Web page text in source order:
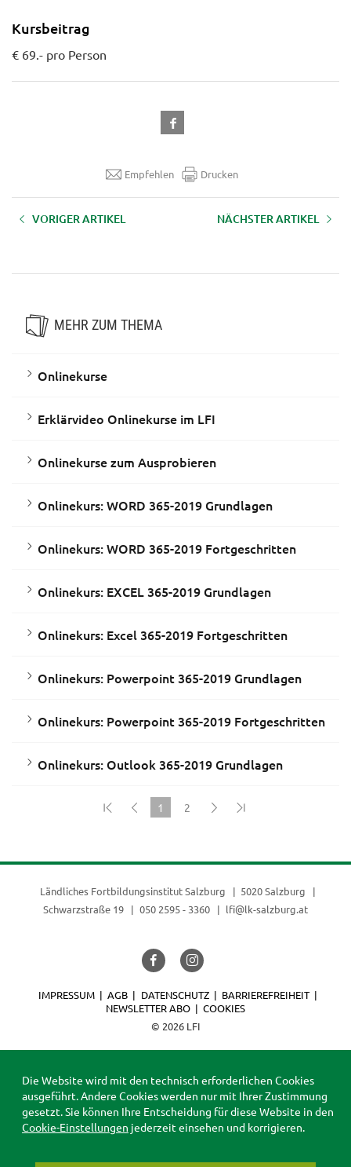
Kursbeitrag
€ 69.- pro Person
Empfehlen Drucken
VORIGER ARTIKEL NÄCHSTER ARTIKEL
MEHR ZUM THEMA
Onlinekurse
Erklärvideo Onlinekurse im LFI
Onlinekurse zum Ausprobieren
Onlinekurs: WORD 365-2019 Grundlagen
Onlinekurs: WORD 365-2019 Fortgeschritten
Onlinekurs: EXCEL 365-2019 Grundlagen
Onlinekurs: Excel 365-2019 Fortgeschritten
Onlinekurs: Powerpoint 365-2019 Grundlagen
Onlinekurs: Powerpoint 365-2019 Fortgeschritten
Onlinekurs: Outlook 365-2019 Grundlagen
1
2
Ländliches Fortbildungsinstitut Salzburg
5020 Salzburg
Schwarzstraße 19
050 2595 - 3360 lfi@lk-salzburg.at
© 2026 LFI
IMPRESSUM AGB DATENSCHUTZ
BARRIEREFREIHEIT
NEWSLETTER ABO
COOKIES
Die Website wird mit den technisch erforderlichen Cookies
ausgeführt. Andere Cookies werden nur mit Ihrer Zustimmung
gesetzt. Sie können Ihre Entscheidung für diese Website in den
Cookie-Einstellungen jederzeit einsehen und korrigieren.